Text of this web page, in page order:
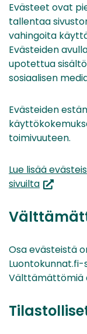
Evästeet ovat
tallentaa
vahingoita
Evästeiden
upotettua
sosiaalisen
Evästeiden
toimivuuteen.
Lue lisää
sivuilta(siirryt
Osa evästeistä
Välttämättömiä